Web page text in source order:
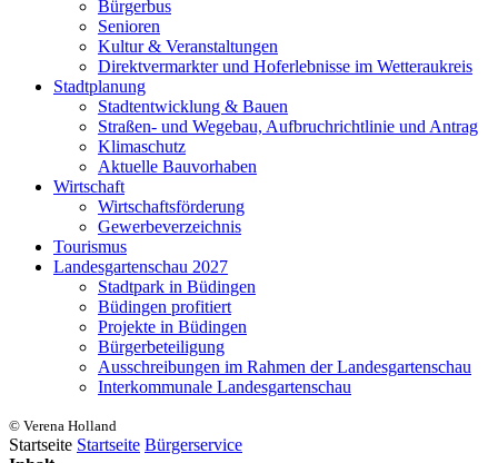
Bürgerbus
Senioren
Kultur & Veranstaltungen
Direktvermarkter und Hoferlebnisse im Wetteraukreis
Stadtplanung
Stadtentwicklung & Bauen
Straßen- und Wegebau, Aufbruchrichtlinie und Antrag
Klimaschutz
Aktuelle Bauvorhaben
Wirtschaft
Wirtschaftsförderung
Gewerbeverzeichnis
Tourismus
Landesgartenschau 2027
Stadtpark in Büdingen
Büdingen profitiert
Projekte in Büdingen
Bürgerbeteiligung
Ausschreibungen im Rahmen der Landesgartenschau
Interkommunale Landesgartenschau
© Verena Holland
Startseite Startseite Bürgerservice